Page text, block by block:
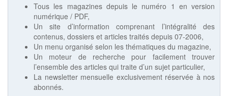
Tous les magazines depuis le numéro 1 en version
numérique / PDF,
Un site d’information comprenant l’intégralité des
contenus, dossiers et articles traités depuis 07-2006,
Un menu organisé selon les thématiques du magazine,
Un moteur de recherche pour facilement trouver
l’ensemble des articles qui traite d’un sujet particulier,
La newsletter mensuelle exclusivement réservée à nos
abonnés.